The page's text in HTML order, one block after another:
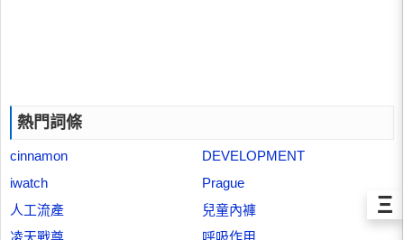
熱門詞條
cinnamon
DEVELOPMENT
iwatch
Prague
人工流產
兒童內褲
凌天戰尊
呼吸作用
Ξ